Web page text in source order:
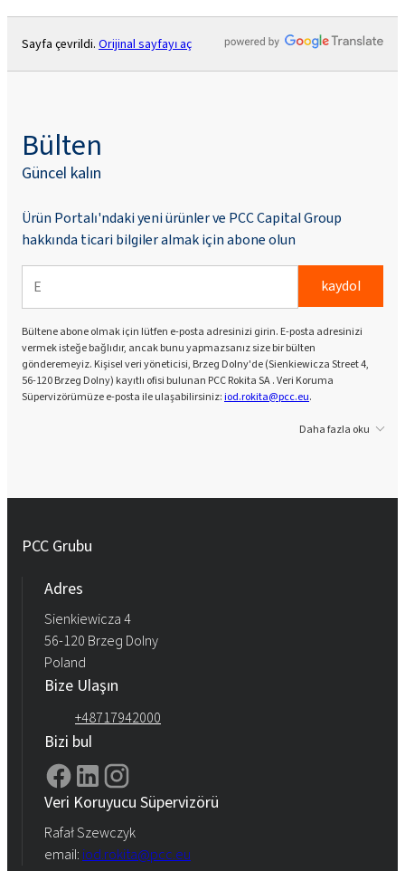
Sayfa çevrildi. Orijinal sayfayı aç
Bülten
Güncel kalın
Ürün Portalı'ndaki yeni ürünler ve PCC Capital Group
hakkında ticari bilgiler almak için abone olun
kaydol
Bültene abone olmak için lütfen e-posta adresinizi girin. E-posta adresinizi
vermek isteğe bağlıdır, ancak bunu yapmazsanız size bir bülten
gönderemeyiz. Kişisel veri yöneticisi, Brzeg Dolny'de (Sienkiewicza Street 4,
56-120 Brzeg Dolny) kayıtlı ofisi bulunan PCC Rokita SA . Veri Koruma
Süpervizörümüze e-posta ile ulaşabilirsiniz:iod.rokita@pcc.eu.
Daha fazla oku
PCC Grubu
Adres
Sienkiewicza 4
56-120 Brzeg Dolny
Poland
Bize Ulaşın
+48717942000
Bizi bul
Veri Koruyucu Süpervizörü
Rafał Szewczyk
email: iod.rokita@pcc.eu